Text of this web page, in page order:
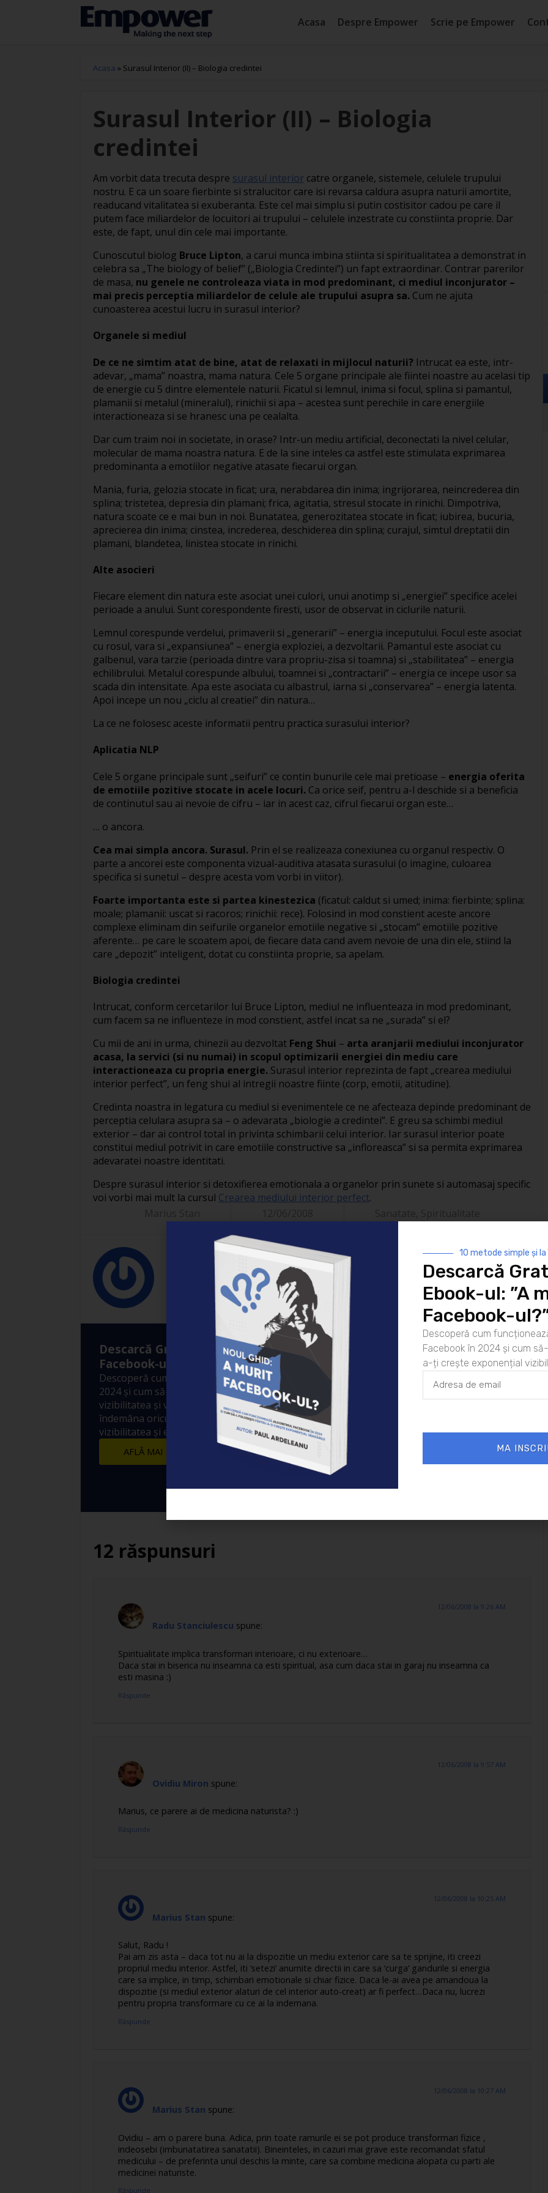
Acasa Despre Empower Scrie pe Empower
Acasa » Surasul Interior (II) – Biologia credintei
Surasul Interior (II) – Biologia
credintei
Am vorbit data trecuta despre surasul interior catre organele, sistemele, celulele trupului
nostru. E ca un soare fierbinte si stralucitor care isi revarsa caldura asupra naturii amortite,
readucand vitalitatea si exuberanta. Este cel mai simplu si putin costisitor cadou pe care il
putem face miliardelor de locuitori ai trupului – celulele inzestrate cu constiinta proprie. Dar
este, de fapt, unul din cele mai importante.
Cunoscutul biolog Bruce Lipton, a carui munca imbina stiinta si spiritualitatea a demonstrat in
celebra sa „The biology of belief” („Biologia Credintei”) un fapt extraordinar. Contrar parerilor
de masa, nu genele ne controleaza viata in mod predominant, ci mediul inconjurator –
mai precis perceptia miliardelor de celule ale trupului asupra sa. Cum ne ajuta
cunoasterea acestui lucru in surasul interior?
Organele si mediul
De ce ne simtim atat de bine, atat de relaxati in mijlocul naturii? Intrucat ea este, intr-
adevar, „mama” noastra, mama natura. Cele 5 organe principale ale fiintei noastre au acelasi tip
de energie cu 5 dintre elementele naturii. Ficatul si lemnul, inima si focul, splina si pamantul,
plamanii si metalul (mineralul), rinichii si apa – acestea sunt perechile in care energiile
interactioneaza si se hranesc una pe cealalta.
Dar cum traim noi in societate, in orase? Intr-un mediu artificial, deconectati la nivel celular,
molecular de mama noastra natura. E de la sine inteles ca astfel este stimulata exprimarea
predominanta a emotiilor negative atasate fiecarui organ.
Mania, furia, gelozia stocate in ficat; ura, nerabdarea din inima; ingrijorarea, neincrederea din
splina; tristetea, depresia din plamani; frica, agitatia, stresul stocate in rinichi. Dimpotriva,
natura scoate ce e mai bun in noi. Bunatatea, generozitatea stocate in ficat; iubirea, bucuria,
aprecierea din inima; cinstea, increderea, deschiderea din splina; curajul, simtul dreptatii din
plamani, blandetea, linistea stocate in rinichi.
Alte asocieri
Fiecare element din natura este asociat unei culori, unui anotimp si „energiei” specifice acelei
perioade a anului. Sunt corespondente firesti, usor de observat in ciclurile naturii.
Lemnul corespunde verdelui, primaverii si „generarii” – energia inceputului. Focul este asociat
cu rosul, vara si „expansiunea” – energia exploziei, a dezvoltarii. Pamantul este asociat cu
galbenul, vara tarzie (perioada dintre vara propriu-zisa si toamna) si „stabilitatea” – energia
echilibrului. Metalul corespunde albului, toamnei si „contractarii” – energia ce incepe usor sa
scada din intensitate. Apa este asociata cu albastrul, iarna si „conservarea” – energia latenta.
Apoi incepe un nou „ciclu al creatiei” din natura…
La ce ne folosesc aceste informatii pentru practica surasului interior?
Aplicatia NLP
Cele 5 organe principale sunt „seifuri” ce contin bunurile cele mai pretioase – energia oferita
de emotiile pozitive stocate in acele locuri. Ca orice seif, pentru a-l deschide si a beneficia
de continutul sau ai nevoie de cifru – iar in acest caz, cifrul fiecarui organ este…
… o ancora.
Cea mai simpla ancora. Surasul. Prin el se realizeaza conexiunea cu organul respectiv. O
parte a ancorei este componenta vizual-auditiva atasata surasului (o imagine, culoarea
specifica si sunetul – despre acesta vom vorbi in viitor).
Foarte importanta este si partea kinestezica (ficatul: caldut si umed; inima: fierbinte; splina:
moale; plamanii: uscat si racoros; rinichii: rece). Folosind in mod constient aceste ancore
complexe eliminam din seifurile organelor emotiile negative si „stocam” emotiile pozitive
aferente… pe care le scoatem apoi, de fiecare data cand avem nevoie de una din ele, stiind la
care „depozit” inteligent, dotat cu constiinta proprie, sa apelam.
Biologia credintei
Intrucat, conform cercetarilor lui Bruce Lipton, mediul ne influenteaza in mod predominant,
cum facem sa ne influenteze in mod constient, astfel incat sa ne „surada” si el?
Cu mii de ani in urma, chinezii au dezvoltat Feng Shui – arta aranjarii mediului inconjurator
acasa, la servici (si nu numai) in scopul optimizarii energiei din mediu care
interactioneaza cu propria energie. Surasul interior reprezinta de fapt „crearea mediului
interior perfect”, un feng shui al intregii noastre fiinte (corp, emotii, atitudine).
Credinta noastra in legatura cu mediul si evenimentele ce ne afecteaza depinde predominant de
perceptia celulara asupra sa – o adevarata „biologie a credintei”. E greu sa schimbi mediul
exterior – dar ai control total in privinta schimbarii celui interior. Iar surasul interior poate
constitui mediul potrivit in care emotiile constructive sa „infloreasca” si sa permita exprimarea
adevaratei noastre identitati.
Despre surasul interior si detoxifierea emotionala a organelor prin sunete si automasaj specific
voi vorbi mai mult la cursul Crearea mediului interior perfect.
Marius Stan
Descarcă Gratuit Ebook-ul: ”A murit
Facebook-ul?”
Descoperă cum funcționează Algoritmul Facebook în
2024 și cum să-l folosești pentru a-ți crește exponențial
vizibilitatea și vânzările! 10 metode simple și la
îndemâna oricui prin care să crești exponențial
vizibilitatea și engagement-ul postărilor tale.
AFLĂ MAI MULTE
12 răspunsuri
Radu Stanciulescu spune:
12/06/2008 la 9:26 AM
Spiritualitate implica transformari interioare, ci nu exterioare…
Daca stai in biserica nu inseamna ca esti spiritual, asa cum daca stai in garaj nu inseamna ca
esti masina :)
Răspunde
Ovidiu Miron spune:
12/06/2008 la 9:57 AM
Marius, ce parere ai de medicina naturista? :)
Răspunde
Marius Stan spune:
12/06/2008 la 10:25 AM
Salut, Radu !
Pai am zis asta – daca tot nu ai la dispozitie un mediu exterior care sa te sprijine, iti creezi
propriul mediu interior. Astfel, iti ‘setezi’ anumite directii in care sa ‘curga’ gandurile si energia
care sa implice, in timp, schimbari emotionale si chiar fizice. Daca le-ai avea pe amandoua la
dispozitie (si mediul exterior alaturi de cel interior auto-creat) ar fi perfect…Daca nu, lucrezi
pentru propria transformare cu ce ai la indemana.
Răspunde
Marius Stan spune:
12/06/2008 la 10:27 AM
Ovidiu – am o parere buna. Adica, prin toate ramurile ei se pot produce transformari fizice ,
indeosebi (imbunatatirea sanatatii). Bineinteles, in cazuri mai grave este recomandat sfatul
medicului – de preferinta unul deschis la minte, care sa combine medicina alopata cu parti ale
medicinei naturiste.
Răspunde
10 metode simple și
Descarcă
Ebook-ul: ”A
Facebook-
Descoperă cum
Facebook în 2024 și cum
a-ți crește exponențial
MA